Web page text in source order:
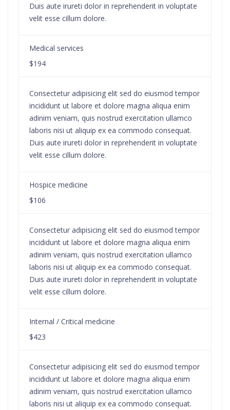
Duis aute irureti dolor in reprehenderit in voluptate
velit esse cillum dolore.
Medical services
$194
Consectetur adipisicing elit sed do eiusmod tempor
incididunt ut labore et dolore magna aliqua enim
adinim veniam, quis nostrud exercitation ullamco
laboris nisi ut aliquip ex ea commodo consequat.
Duis aute irureti dolor in reprehenderit in voluptate
velit esse cillum dolore.
Hospice medicine
$106
Consectetur adipisicing elit sed do eiusmod tempor
incididunt ut labore et dolore magna aliqua enim
adinim veniam, quis nostrud exercitation ullamco
laboris nisi ut aliquip ex ea commodo consequat.
Duis aute irureti dolor in reprehenderit in voluptate
velit esse cillum dolore.
Internal / Critical medicine
$423
Consectetur adipisicing elit sed do eiusmod tempor
incididunt ut labore et dolore magna aliqua enim
adinim veniam, quis nostrud exercitation ullamco
laboris nisi ut aliquip ex ea commodo consequat.